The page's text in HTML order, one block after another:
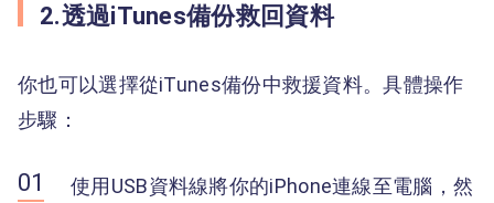
2.透過iTunes備份救回資料
你也可以選擇從iTunes備份中救援資料。具體操作
步驟：
使用USB資料線將你的iPhone連線至電腦，然